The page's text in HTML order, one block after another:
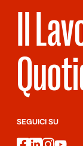
Il
SEGUICI SU
facebook
linkedin
instagram